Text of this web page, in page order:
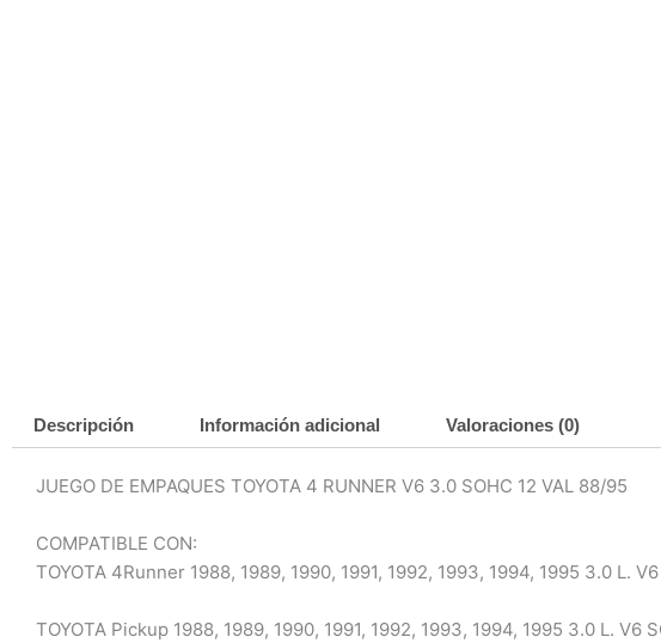
Descripción Información adicional Valoraciones (0)
JUEGO DE EMPAQUES TOYOTA 4 RUNNER V6 3.0 SOHC 12 VAL 88/95
COMPATIBLE CON:
TOYOTA 4Runner 1988, 1989, 1990, 1991, 1992, 1993, 1994, 1995 3.0 L.
TOYOTA Pickup 1988, 1989, 1990, 1991, 1992, 1993, 1994, 1995 3.0 L. V6